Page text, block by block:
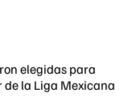
elegidas para
de la Liga Mexicana